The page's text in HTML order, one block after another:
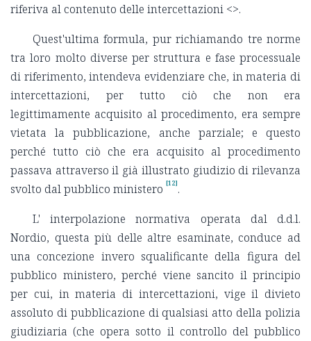
riferiva al contenuto delle intercettazioni <>.
Quest'ultima formula, pur richiamando tre norme
tra loro molto diverse per struttura e fase processuale
di riferimento, intendeva evidenziare che, in materia di
intercettazioni, per tutto ciò che non era
legittimamente acquisito al procedimento, era sempre
vietata la pubblicazione, anche parziale; e questo
perché tutto ciò che era acquisito al procedimento
passava attraverso il già illustrato giudizio di rilevanza
svolto dal pubblico ministero [12].
L' interpolazione normativa operata dal d.d.l.
Nordio, questa più delle altre esaminate, conduce ad
una concezione invero squalificante della figura del
pubblico ministero, perché viene sancito il principio
per cui, in materia di intercettazioni, vige il divieto
assoluto di pubblicazione di qualsiasi atto della polizia
giudiziaria (che opera sotto il controllo del pubblico